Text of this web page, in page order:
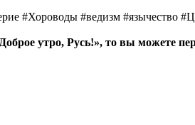
#Хороводы #ведизм #язычество
утро, Русь!», то вы можете